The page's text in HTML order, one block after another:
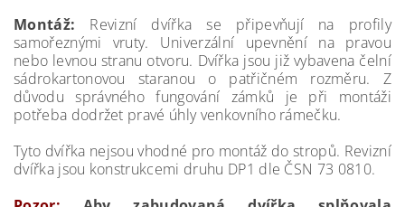
Montáž: Revizní dvířka se připevňují na profily
samořeznými vruty. Univerzální upevnění na pravou
nebo levnou stranu otvoru. Dvířka jsou již vybavena čelní
sádrokartonovou staranou o patřičném rozměru. Z
důvodu správného fungování zámků je při montáži
potřeba dodržet pravé úhly venkovního rámečku.
Tyto dvířka nejsou vhodné pro montáž do stropů. Revizní
dvířka jsou konstrukcemi druhu DP1 dle ČSN 73 0810.